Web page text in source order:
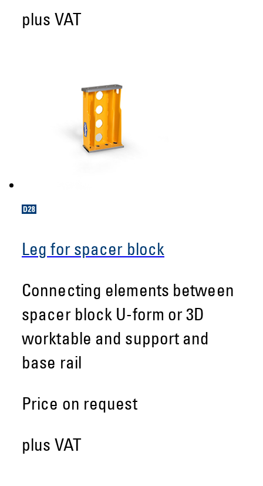
plus VAT
Leg for spacer block
Connecting elements between
spacer block U-form or 3D
worktable and support and
base rail
Price on request
plus VAT